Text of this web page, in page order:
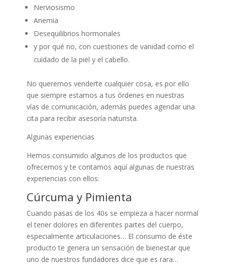
Nerviosismo
Anemia
Desequilibrios hormonales
y por qué no, con cuestiones de vanidad como el
cuidado de la piel y el cabello.
No queremos venderte cualquier cosa, es por ello
que siempre estamos a tus órdenes en nuestras
vías de comunicación, además puedes agendar una
cita para recibir asesoría naturista.
Algunas experiencias
Hemos consumido algunos de los productos que
ofrecemos y te contamos aquí algunas de nuestras
experiencias con ellos:
Cúrcuma y Pimienta
Cuando pasas de los 40s se empieza a hacer normal
el tener dolores en diferentes partes del cuerpo,
especialmente articulaciones… El consumo de éste
producto te genera un sensación de bienestar que
uno de nuestros fundadores dice que es rara…